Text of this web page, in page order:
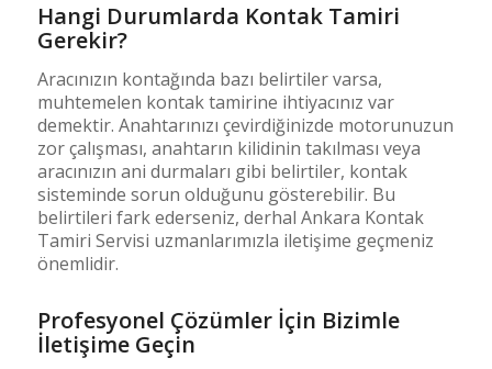
Hangi Durumlarda Kontak Tamiri
Gerekir?
Aracınızın kontağında bazı belirtiler varsa,
muhtemelen kontak tamirine ihtiyacınız var
demektir. Anahtarınızı çevirdiğinizde motorunuzun
zor çalışması, anahtarın kilidinin takılması veya
aracınızın ani durmaları gibi belirtiler, kontak
sisteminde sorun olduğunu gösterebilir. Bu
belirtileri fark ederseniz, derhal Ankara Kontak
Tamiri Servisi uzmanlarımızla iletişime geçmeniz
önemlidir.
Profesyonel Çözümler İçin Bizimle
İletişime Geçin